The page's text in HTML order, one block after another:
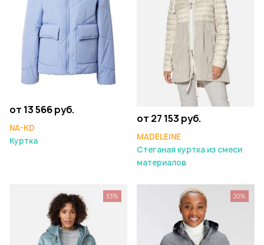
от 13 566 руб.
NA-KD
Куртка
от 27 153 руб.
MADELEINE
Стеганая куртка из смеси
материалов
33% 20%